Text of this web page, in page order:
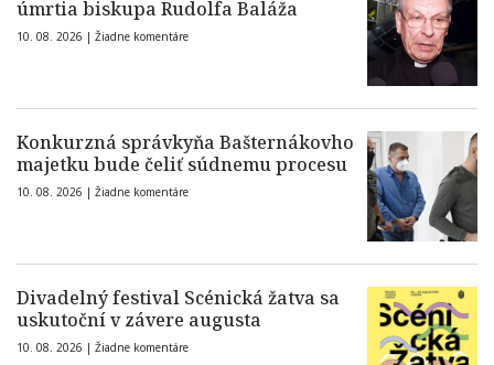
úmrtia biskupa Rudolfa Baláža
10. 08. 2026 | Žiadne komentáre
Konkurzná správkyňa Bašternákovho
majetku bude čeliť súdnemu procesu
10. 08. 2026 | Žiadne komentáre
Divadelný festival Scénická žatva sa
uskutoční v závere augusta
10. 08. 2026 | Žiadne komentáre